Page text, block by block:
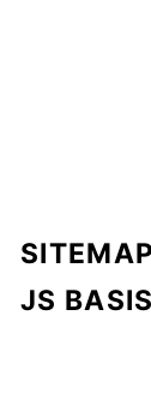
SITEMAP
JS BASIS